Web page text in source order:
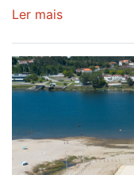
Ler mais
para
observar
eclipse
solar
esgotam